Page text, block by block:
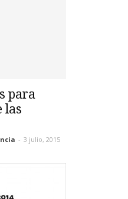
para
las
- 3 julio, 2015